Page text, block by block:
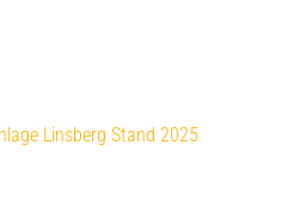
Linsberg Stand 2025